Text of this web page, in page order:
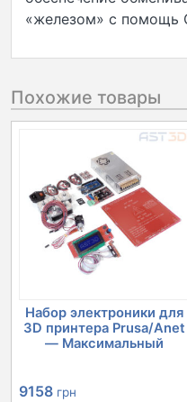
«железом» с помощь
Похожие товары
Набор электроники для
3D принтера Prusa/Anet
— Максимальный
9158 грн